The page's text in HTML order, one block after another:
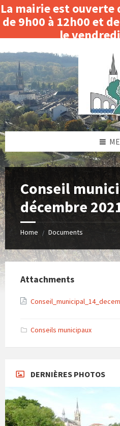
La mairie est ouverte
de 9h00 à 12h00 et
le
Fermeture le matin
to
content
to
left
sidebar
to
right
sidebar
to
footer
Conseil
décembre
Home / Documents
Attachments
Conseils municipaux
DERNIÈRES PHOTOS